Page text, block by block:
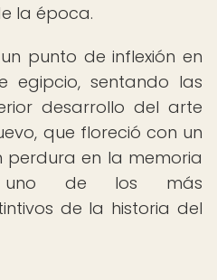
la época.
punto de inflexión en
egipcio, sentando las
desarrollo del arte
que floreció con un
perdura en la memoria
uno de los más
de la historia del